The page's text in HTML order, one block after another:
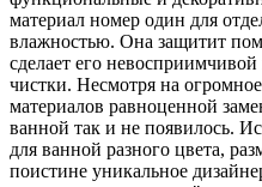
материал номер один для
влажностью. Она защитит
сделает его
чистки. Несмотря на
материалов равноценной
ванной так и не появилось.
для ванной разного цвета,
поистине уникальное